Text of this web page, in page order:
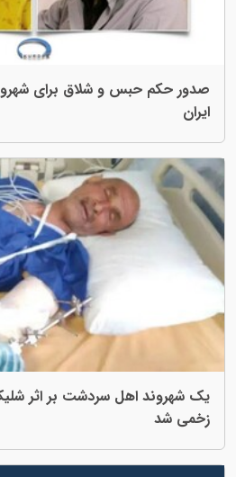
برای شهروندان کورد از سوی رژیم
بر اثر شلیک نظامیان رژیم ایران